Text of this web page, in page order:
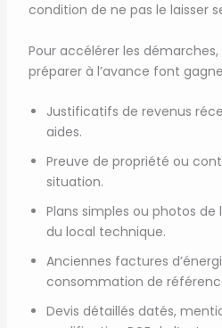
condition de ne pas le laisser
Pour accélérer les
préparer à l’avance font
Justificatifs de revenus
aides.
Preuve de propriété ou
situation.
Plans simples ou photos
du local technique.
Anciennes factures
consommation de
Devis détaillés datés,